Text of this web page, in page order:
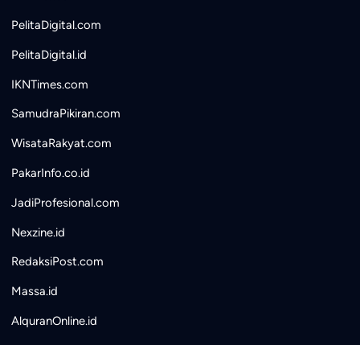
PelitaDigital.com
PelitaDigital.id
IKNTimes.com
SamudraPikiran.com
WisataRakyat.com
PakarInfo.co.id
JadiProfesional.com
Nexzine.id
RedaksiPost.com
Massa.id
AlquranOnline.id